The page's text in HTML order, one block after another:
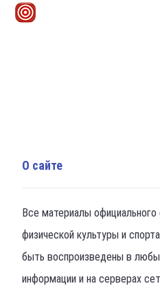
О сайте
Все материалы
физической культуры и
быть воспроизведены в
информации и на серверах